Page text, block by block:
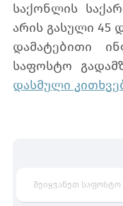
საქონლის
არის გასული 45
დამატებითი
საფოსტო
დასმული